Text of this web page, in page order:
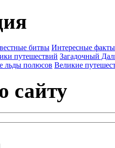
битвы Интересные факты
путешествий Загадочный
льды полюсов Великие
сайту